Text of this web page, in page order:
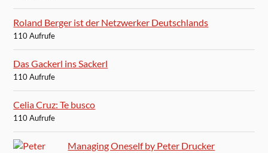
Roland Berger ist der Netzwerker Deutschlands
110 Aufrufe
Das Gackerl ins Sackerl
110 Aufrufe
Celia Cruz: Te busco
110 Aufrufe
Managing Oneself by Peter Drucker